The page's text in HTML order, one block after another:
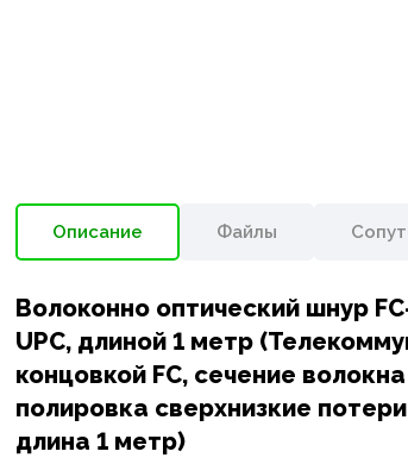
Описание Файлы
Волоконно оптический шнур
UPC, длиной 1 метр
концовкой FC, сечение
полировка сверхнизкие
длина 1 метр)